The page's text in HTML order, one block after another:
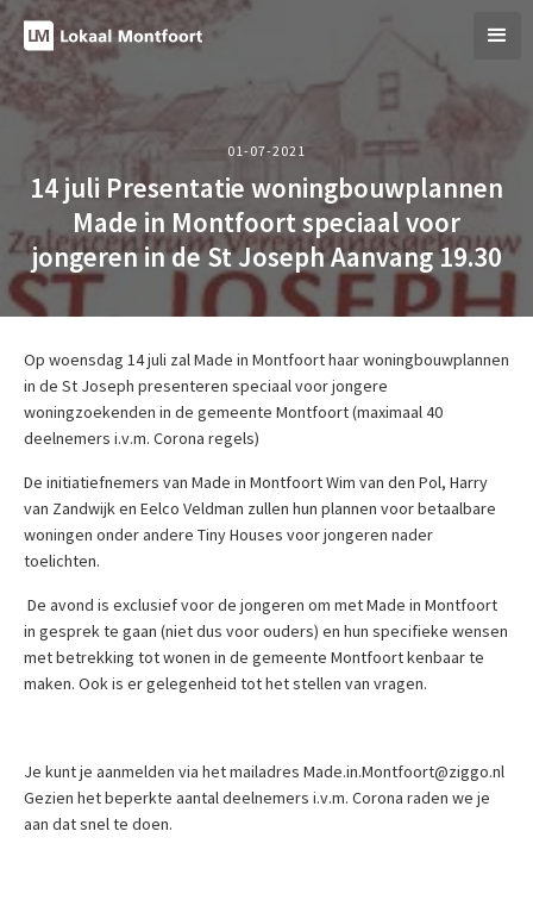
01-07-2021
14 juli Presentatie woningbouwplannen
Made in Montfoort speciaal voor
jongeren in de St Joseph Aanvang 19.30
Op woensdag 14 juli zal Made in Montfoort haar woningbouwplannen
in de St Joseph presenteren speciaal voor jongere
woningzoekenden in de gemeente Montfoort (maximaal 40
deelnemers i.v.m. Corona regels)
De initiatiefnemers van Made in Montfoort Wim van den Pol, Harry
van Zandwijk en Eelco Veldman zullen hun plannen voor betaalbare
woningen onder andere Tiny Houses voor jongeren nader
toelichten.
De avond is exclusief voor de jongeren om met Made in Montfoort
in gesprek te gaan (niet dus voor ouders) en hun specifieke wensen
met betrekking tot wonen in de gemeente Montfoort kenbaar te
maken. Ook is er gelegenheid tot het stellen van vragen.
Je kunt je aanmelden via het mailadres Made.in.Montfoort@ziggo.nl
Gezien het beperkte aantal deelnemers i.v.m. Corona raden we je
aan dat snel te doen.